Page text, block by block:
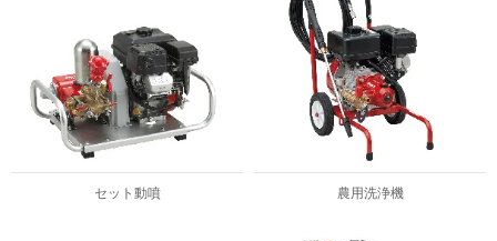
セット動噴 農用洗浄機